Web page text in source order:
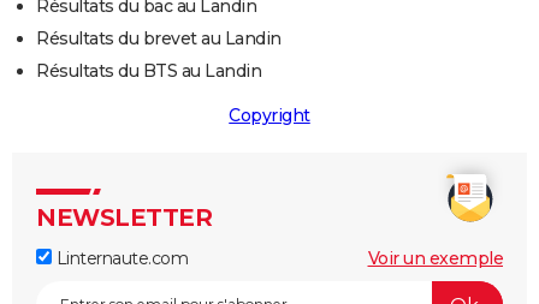
Résultats du bac au Landin
Résultats du brevet au Landin
Résultats du BTS au Landin
Copyright
NEWSLETTER
Linternaute.com Voir un exemple